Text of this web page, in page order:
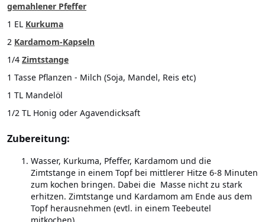
gemahlener Pfeffer
1 EL Kurkuma
2 Kardamom-Kapseln
1/4 Zimtstange
1 Tasse Pflanzen - Milch (Soja, Mandel, Reis etc)
1 TL Mandelöl
1/2 TL Honig oder Agavendicksaft
Zubereitung:
Wasser, Kurkuma, Pfeffer, Kardamom und die
Zimtstange in einem Topf bei mittlerer Hitze 6-8 Minuten
zum kochen bringen. Dabei die Masse nicht zu stark
erhitzen. Zimtstange und Kardamom am Ende aus dem
Topf herausnehmen (evtl. in einem Teebeutel